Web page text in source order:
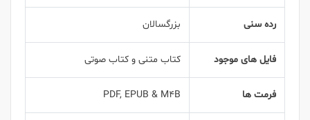
رده سنی بزرگسالان
فایل های موجود کتاب متنی و کتاب صوتی
فرمت ها PDF, EPUB & M4B